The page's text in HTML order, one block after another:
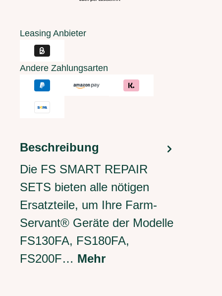
Leasing Anbieter
Andere Zahlungsarten
Beschreibung
Die FS SMART REPAIR
SETS bieten alle nötigen
Ersatzteile, um Ihre Farm-
Servant® Geräte der Modelle
FS130FA, FS180FA,
FS200F… Mehr